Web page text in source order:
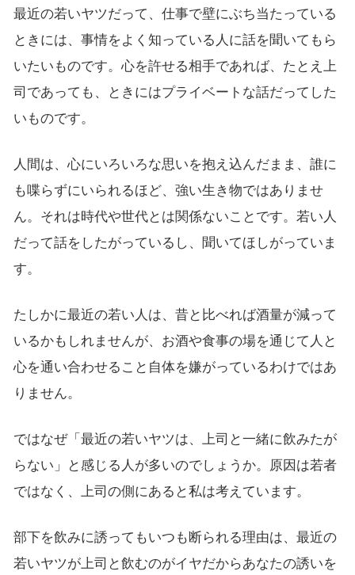
最近の若いヤツだって、仕事で壁にぶち当たっている
ときには、事情をよく知っている人に話を聞いてもら
いたいものです。心を許せる相手であれば、たとえ上
司であっても、ときにはプライベートな話だってした
いものです。
人間は、心にいろいろな思いを抱え込んだまま、誰に
も喋らずにいられるほど、強い生き物ではありませ
ん。それは時代や世代とは関係ないことです。若い人
だって話をしたがっているし、聞いてほしがっていま
す。
たしかに最近の若い人は、昔と比べれば酒量が減って
いるかもしれませんが、お酒や食事の場を通じて人と
心を通い合わせること自体を嫌がっているわけではあ
りません。
ではなぜ「最近の若いヤツは、上司と一緒に飲みたが
らない」と感じる人が多いのでしょうか。原因は若者
ではなく、上司の側にあると私は考えています。
部下を飲みに誘ってもいつも断られる理由は、最近の
若いヤツが上司と飲むのがイヤだからあなたの誘いを